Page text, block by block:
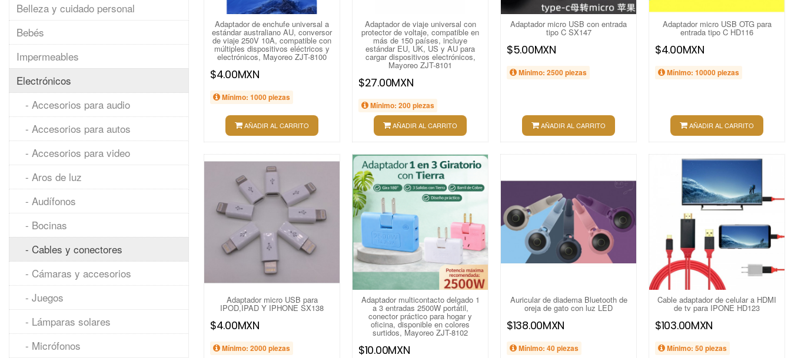
Belleza y cuidado personal
Bebés
Impermeables
Electrónicos
- Accesorios para audio
- Accesorios para autos
- Accesorios para video
- Aros de luz
- Audífonos
- Bocinas
- Cables y conectores
- Cámaras y accesorios
- Juegos
- Lámparas solares
- Micrófonos
Adaptador de enchufe universal a
estándar australiano AU, conversor
de viaje 250V 10A, compatible con
múltiples dispositivos eléctricos y
electrónicos, Mayoreo ZJT-8100
$4.00MXN
Mínimo: 1000 piezas
AÑADIR AL CARRITO
Adaptador de viaje universal con
protector de voltaje, compatible en
más de 150 países, incluye
estándar EU, UK, US y AU para
cargar dispositivos electrónicos,
Mayoreo ZJT-8101
$27.00MXN
Mínimo: 200 piezas
AÑADIR AL CARRITO
Adaptador micro USB con entrada
tipo C SX147
$5.00MXN
Mínimo: 2500 piezas
AÑADIR AL CARRITO
Adaptador micro USB OTG para
entrada tipo C HD116
$4.00MXN
Mínimo: 10000 piezas
AÑADIR AL CARRITO
Adaptador micro USB para
IPOD,IPAD Y IPHONE SX138
$4.00MXN
Mínimo: 2000 piezas
Adaptador multicontacto delgado 1
a 3 entradas 2500W portátil,
conector práctico para hogar y
oficina, disponible en colores
surtidos, Mayoreo ZJT-8102
$10.00MXN
Auricular de diadema Bluetooth de
oreja de gato con luz LED
$138.00MXN
Mínimo: 40 piezas
Cable adaptador de celular a HDMI
de tv para IPONE HD123
$103.00MXN
Mínimo: 50 piezas